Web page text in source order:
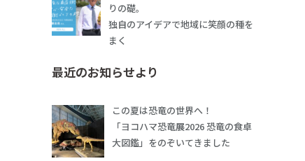
りの礎。
独自のアイデアで地域に笑顔の種を
まく
最近のお知らせより
この夏は恐竜の世界へ！
「ヨコハマ恐竜展2026 恐竜の食卓
大図鑑」をのぞいてきました